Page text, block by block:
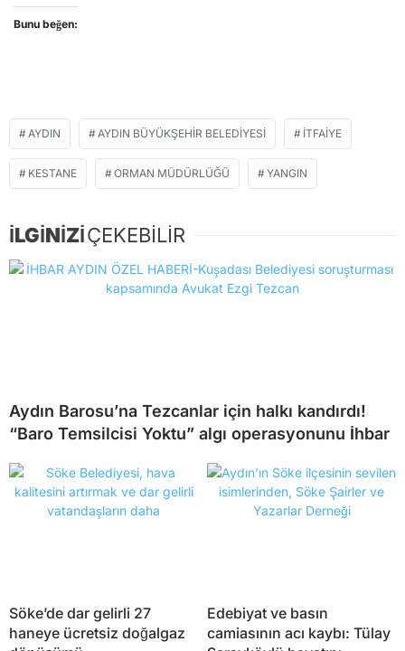
Bunu beğen:
AYDIN AYDIN BÜYÜKŞEHIR BELEDIYESI İTFAIYE
KESTANE ORMAN MÜDÜRLÜĞÜ YANGIN
İLGİNİZİÇEKEBİLİR
Aydın Barosu’na Tezcanlar için halkı kandırdı!
“Baro Temsilcisi Yoktu” algı operasyonunu İhbar
Söke’de dar gelirli 27
haneye ücretsiz doğalgaz
Edebiyat ve basın
camiasının acı kaybı: Tülay